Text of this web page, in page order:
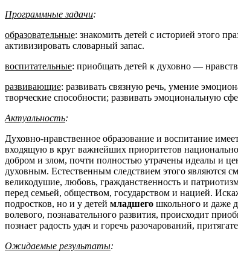
Программные задачи:
образовательные: знакомить детей с историей этого
активизировать словарный запас.
воспитательные: приобщать детей к духовно —
развивающие: развивать связную речь, умение
творческие способности; развивать эмоциональную
Актуальность:
Духовно-нравственное образование и воспитание
входящую в круг важнейших приоритетов
добром и злом, почти полностью утрачены идеалы и
духовным. Естественным следствием этого являются
великодушие, любовь, гражданственность и
перед семьей, обществом, государством и нацией.
подростков, но и у детей младшего школьного и даже
волевого, познавательного развития, происходит
познает радость удач и горечь разочарований,
Ожидаемые результаты: